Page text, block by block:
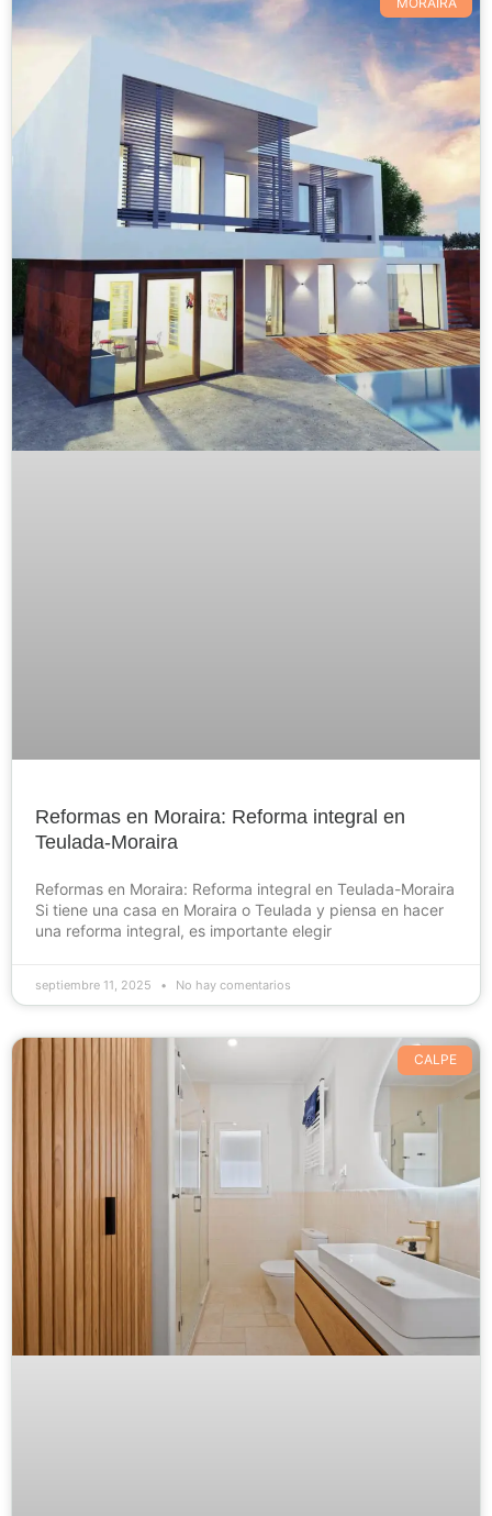
Reformas en Moraira: Reforma integral en
Teulada-Moraira
Reformas en Moraira: Reforma integral en Teulada-Moraira
Si tiene una casa en Moraira o Teulada y piensa en hacer
una reforma integral, es importante elegir
septiembre 11, 2025 No hay comentarios
CALPE